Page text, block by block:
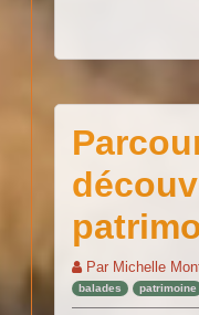
Par Michelle
balades patrimoine